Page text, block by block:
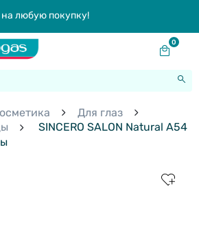
на любую покупку!
0
Для глаз
SINCERO SALON Natural A54